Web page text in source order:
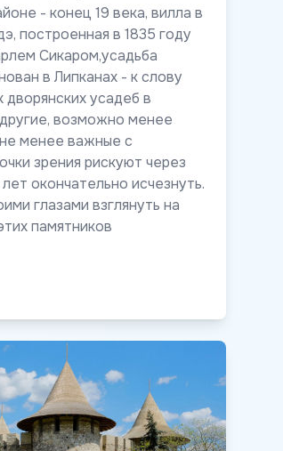
- конец 19 века, вилла в
построенная в 1835 году
Сикаром,усадьба
в Липканах - к слову
дворянских усадеб в
возможно менее
менее важные с
зрения рискуют через
окончательно исчезнуть.
глазами взглянуть на
памятников